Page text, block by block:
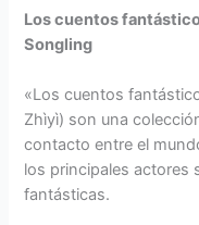
Los cuentos
Songling
«Los cuentos
Zhìyì) son una
contacto entre el
los principales actores
fantásticas.